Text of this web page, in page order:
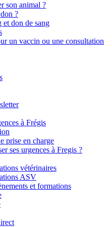
son animal ?
?
et don de sang
un vaccin ou une consultation
à Frégis
prise en charge
ses urgences à Fregis ?
vétérinaires
ASV
et formations